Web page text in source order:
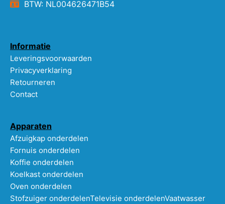
BTW: NL004626471B54
Informatie
Leveringsvoorwaarden
Privacyverklaring
Retourneren
Contact
Apparaten
Afzuigkap onderdelen
Fornuis onderdelen
Koffie onderdelen
Koelkast onderdelen
Oven onderdelen
Stofzuiger onderdelenTelevisie onderdelenVaatwasser